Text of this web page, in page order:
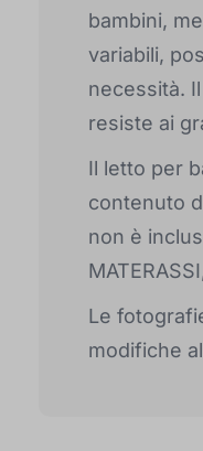
bambini,
variabili,
necessità.
resiste ai
Il letto per
contenuto
non è
Le
modifiche